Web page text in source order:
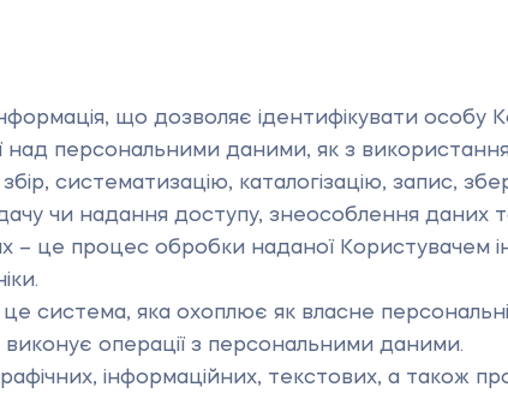
що дозволяє ідентифікувати особу
над персональними даними, як з
систематизацію, каталогізацію, запис,
чи надання доступу, знеособлення даних
це процес обробки наданої Користувачем
система, яка охоплює як власне персональні
виконує операції з персональними даними.
інформаційних, текстових, а також